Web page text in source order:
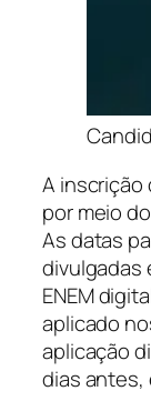
A inscrição
por meio
As datas
divulgadas
ENEM
aplicado
aplicação
dias antes,